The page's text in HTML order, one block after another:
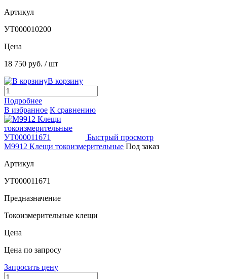
Артикул
УТ000010200
Цена
18 750 руб. / шт
В корзину
Подробнее
В избранное К сравнению
Быстрый просмотр
M9912 Клещи токоизмерительные Под заказ
Артикул
УТ000011671
Предназначение
Токоизмерительные клещи
Цена
Цена по запросу
Запросить цену